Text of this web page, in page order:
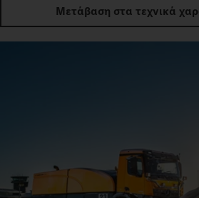
Μετάβαση στα τεχνικά